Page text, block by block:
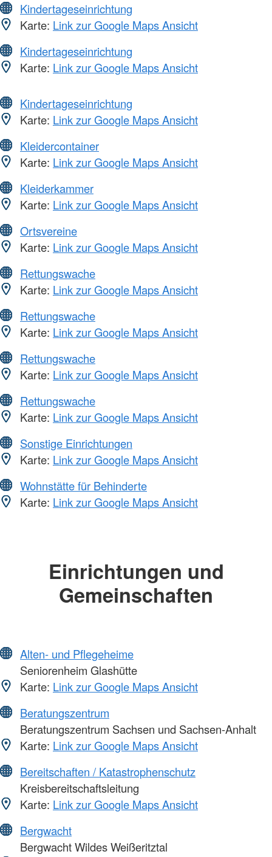
Kindertageseinrichtung
Karte: Link zur Google Maps Ansicht
Kindertageseinrichtung
Karte: Link zur Google Maps Ansicht
Kindertageseinrichtung
Karte: Link zur Google Maps Ansicht
Kleidercontainer
Karte: Link zur Google Maps Ansicht
Kleiderkammer
Karte: Link zur Google Maps Ansicht
Ortsvereine
Karte: Link zur Google Maps Ansicht
Rettungswache
Karte: Link zur Google Maps Ansicht
Rettungswache
Karte: Link zur Google Maps Ansicht
Rettungswache
Karte: Link zur Google Maps Ansicht
Rettungswache
Karte: Link zur Google Maps Ansicht
Sonstige Einrichtungen
Karte: Link zur Google Maps Ansicht
Wohnstätte für Behinderte
Karte: Link zur Google Maps Ansicht
Einrichtungen und
Gemeinschaften
Alten- und Pflegeheime
Seniorenheim Glashütte
Karte: Link zur Google Maps Ansicht
Beratungszentrum
Beratungszentrum Sachsen und Sachsen-Anhalt
Karte: Link zur Google Maps Ansicht
Bereitschaften / Katastrophenschutz
Kreisbereitschaftsleitung
Karte: Link zur Google Maps Ansicht
Bergwacht
Bergwacht Wildes Weißeritztal